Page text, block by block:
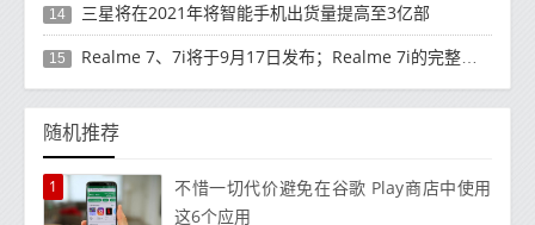
14 三星将在2021年将智能手机出货量提高至3亿部
15 Realme 7、7i将于9月17日发布；Realme 7i的完整规格并导致泄漏
随机推荐
1
不惜一切代价避免在谷歌 Play商店中使用
这6个应用